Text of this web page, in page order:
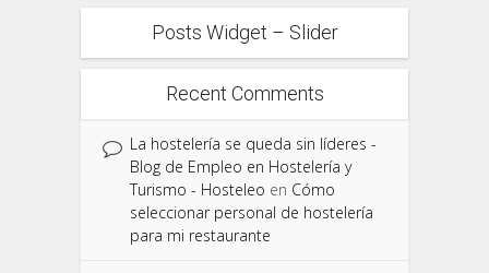
Posts Widget – Slider
Recent Comments
La hostelería se queda sin líderes -
Blog de Empleo en Hostelería y
Turismo - Hosteleo en Cómo
seleccionar personal de hostelería
para mi restaurante